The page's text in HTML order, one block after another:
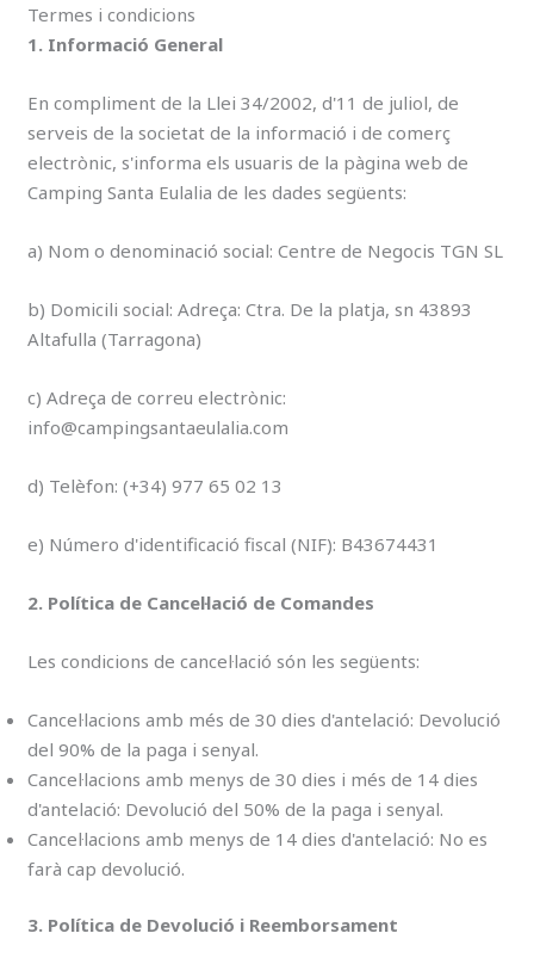
Termes i condicions
1. Informació General
En compliment de la Llei 34/2002, d'11 de juliol, de
serveis de la societat de la informació i de comerç
electrònic, s'informa els usuaris de la pàgina web de
Camping Santa Eulalia de les dades següents:
a) Nom o denominació social: Centre de Negocis TGN SL
b) Domicili social: Adreça: Ctra. De la platja, sn 43893
Altafulla (Tarragona)
c) Adreça de correu electrònic:
info@campingsantaeulalia.com
d) Telèfon: (+34) 977 65 02 13
e) Número d'identificació fiscal (NIF): B43674431
2. Política de Cancel·lació de Comandes
Les condicions de cancel·lació són les següents:
Cancel·lacions amb més de 30 dies d'antelació: Devolució
del 90% de la paga i senyal.
Cancel·lacions amb menys de 30 dies i més de 14 dies
d'antelació: Devolució del 50% de la paga i senyal.
Cancel·lacions amb menys de 14 dies d'antelació: No es
farà cap devolució.
3. Política de Devolució i Reemborsament